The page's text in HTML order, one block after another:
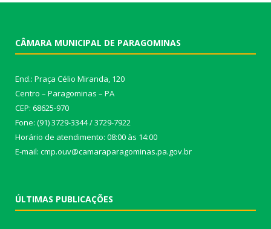
CÂMARA MUNICIPAL DE PARAGOMINAS
End.: Praça Célio Miranda, 120
Centro – Paragominas – PA
CEP: 68625-970
Fone: (91) 3729-3344 / 3729-7922
Horário de atendimento: 08:00 às 14:00
E-mail: cmp.ouv@camaraparagominas.pa.gov.br
ÚLTIMAS PUBLICAÇÕES